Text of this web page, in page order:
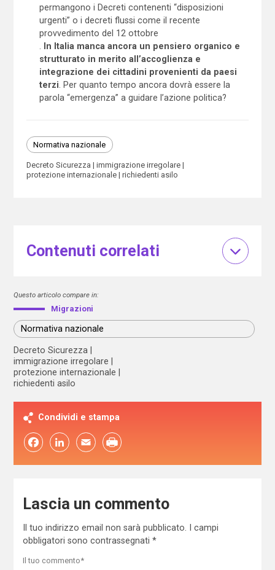
permangono i Decreti contenenti “disposizioni
urgenti” o i decreti flussi come il recente
provvedimento del 12 ottobre
In Italia manca ancora un pensiero organico e
strutturato in merito all’accoglienza e
integrazione dei cittadini provenienti da paesi
terzi . Per quanto tempo ancora dovrà essere la
parola “emergenza” a guidare l’azione politica?
Normativa nazionale
Decreto Sicurezza
immigrazione irregolare
protezione internazionale
richiedenti asilo
Contenuti correlati
Questo articolo compare in:
Migrazioni
Normativa nazionale
Decreto Sicurezza
immigrazione irregolare
protezione internazionale
richiedenti asilo
Condividi e stampa
FacebookLinkedIn Email
Lascia un commento
Il tuo indirizzo email non sarà pubblicato.
I campi
obbligatori sono contrassegnati *